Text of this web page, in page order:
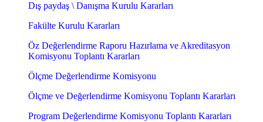
Dış paydaş \ Danışma Kurulu Kararları
Fakülte Kurulu Kararları
Öz Değerlendirme Raporu Hazırlama ve Akreditasyon
Komisyonu Toplantı Kararları
Ölçme Değerlendirme Komisyonu
Ölçme ve Değerlendirme Komisyonu Toplantı Kararları
Program Değerlendirme Komisyonu Toplantı Kararları